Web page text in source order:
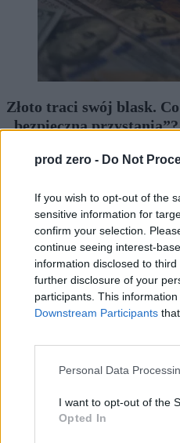
prod zero - Do Not
If you wish to opt-out of the
sensitive information for
confirm your selection.
continue seeing interest-
information disclosed to
further disclosure of your
participants. This
Downstream Participants
Personal Data
I want to opt-out of the
Opted In
Złoto traci swój blask.
„bezpieczną przystanią”?
Biznes